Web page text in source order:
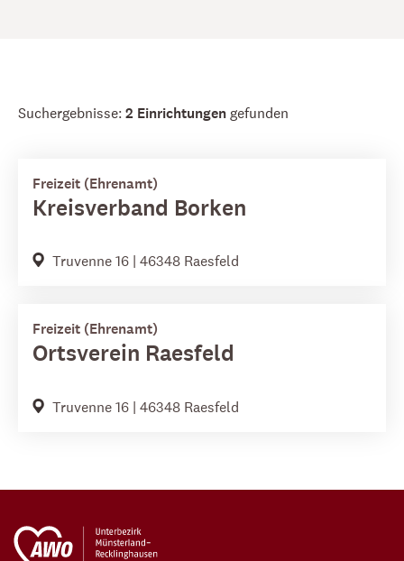
Suchergebnisse: 2 Einrichtungen gefunden
Freizeit (Ehrenamt)
Kreisverband Borken
Truvenne 16 | 46348 Raesfeld
Freizeit (Ehrenamt)
Ortsverein Raesfeld
Truvenne 16 | 46348 Raesfeld